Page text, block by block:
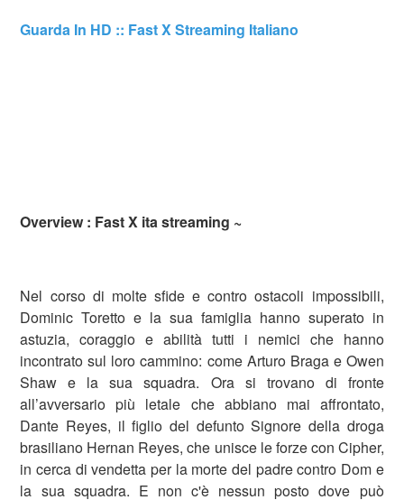
Guarda In HD :: Fast X Streaming Italiano
Overview : Fast X ita streaming ~
Nel corso di molte sfide e contro ostacoli impossibili,
Dominic Toretto e la sua famiglia hanno superato in
astuzia, coraggio e abilità tutti i nemici che hanno
incontrato sul loro cammino: come Arturo Braga e Owen
Shaw e la sua squadra. Ora si trovano di fronte
all’avversario più letale che abbiano mai affrontato,
Dante Reyes, il figlio del defunto Signore della droga
brasiliano Hernan Reyes, che unisce le forze con Cipher,
in cerca di vendetta per la morte del padre contro Dom e
la sua squadra. E non c'è nessun posto dove può